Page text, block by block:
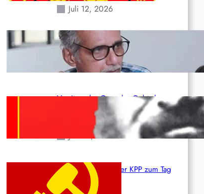
Juli 12, 2026
Indien: „Die Politik der
Kapitulation“ von K. Murali (Ajith)
Juli 1, 2026
Vorsitzender Gonzalo: Gebt das
Leben für die Partei und die
Juni 19, 2026
Beschluss des ZK der KPP zum Tag
des Heldentums